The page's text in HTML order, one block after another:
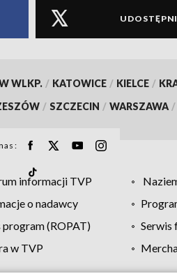
WLKP. / KATOWICE / KIELCE /
/ SZCZECIN / WARSZAWA /
informacji TVP
o nadawcy
program (ROPAT)
w TVP